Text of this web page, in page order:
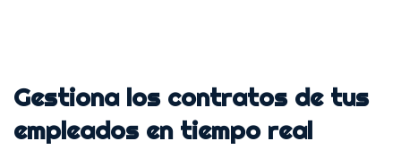
Gestiona los contratos de tus
empleados en tiempo real